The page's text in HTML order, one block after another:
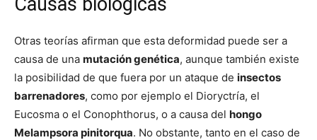
Otras teorías afirman que esta deformidad puede ser a
causa de una mutación genética, aunque también existe
la posibilidad de que fuera por un ataque de insectos
barrenadores, como por ejemplo el Dioryctría, el
Eucosma o el Conophthorus, o a causa del hongo
Melampsora pinitorqua. No obstante, tanto en el caso de